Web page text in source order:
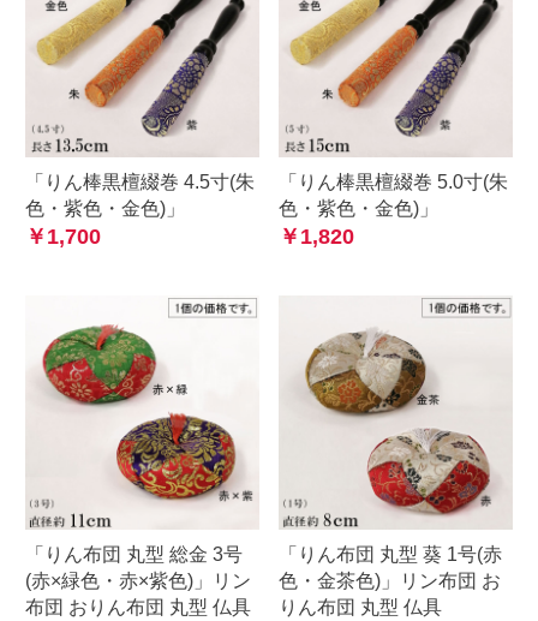
「りん棒黒檀綴巻 4.5寸(朱
色・紫色・金色)」
￥1,700
「りん棒黒檀綴巻 5.0寸(朱
色・紫色・金色)」
￥1,820
「りん布団 丸型 総金 3号
(赤×緑色・赤×紫色)」リン
布団 おりん布団 丸型 仏具
「りん布団 丸型 葵 1号(赤
色・金茶色)」リン布団 お
りん布団 丸型 仏具